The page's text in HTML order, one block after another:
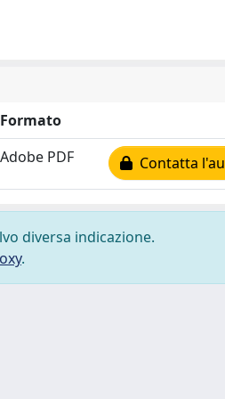
Formato
Adobe PDF Contatta
diversa indicazione.
.